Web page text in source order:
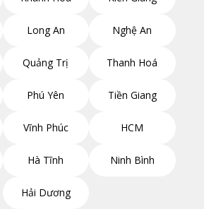
Long An Nghệ An
Quảng Trị Thanh Hoá
Phú Yên Tiền Giang
Vĩnh Phúc HCM
Hà Tĩnh Ninh Bình
Hải Dương